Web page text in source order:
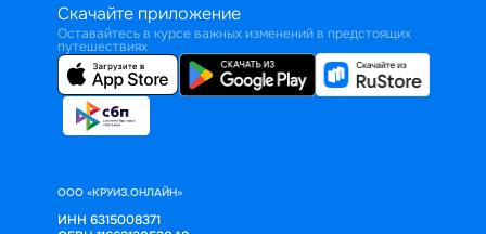
Скачайте приложение
Оставайтесь в курсе важных изменений в предстоящих
путешествиях
ООО «КРУИЗ.ОНЛАЙН»
ИНН 6315008371